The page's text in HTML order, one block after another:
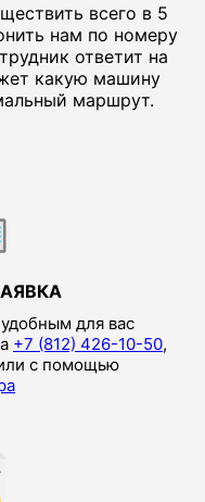
всего в 5
нам по номеру
ответит на
какую машину
маршрут.
для вас
+7 (812) 426-10-50,
с помощью